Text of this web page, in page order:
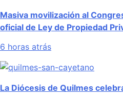
Masiva movilización al
oficial de Ley de Propiedad
6 horas atrás
La Diócesis de Quilmes